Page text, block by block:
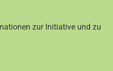
zur Initiative und zu